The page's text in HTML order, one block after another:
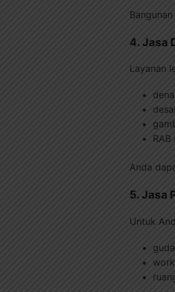
4. Jasa
Layanan
Anda
5. Jasa
Untuk